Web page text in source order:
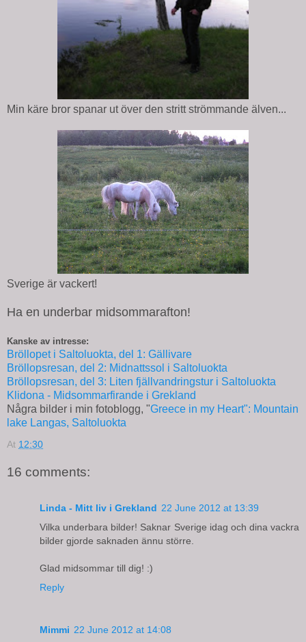
Min käre bror spanar ut över den stritt strömmande älven...
Sverige är vackert!
Ha en underbar midsommarafton!
Kanske av intresse:
Bröllopet i Saltoluokta, del 1: Gällivare
Bröllopsresan, del 2: Midnattssol i Saltoluokta
Bröllopsresan, del 3: Liten fjällvandringstur i Saltoluokta
Klidona - Midsommarfirande i Grekland
Några bilder i min fotoblogg, "Greece in my Heart": Mountain
lake Langas, Saltoluokta
At 12:30
16 comments:
Linda - Mitt liv i Grekland 22 June 2012 at 13:39
Vilka underbara bilder! Saknar Sverige idag och dina vackra
bilder gjorde saknaden ännu större.
Glad midsommar till dig! :)
Reply
Mimmi 22 June 2012 at 14:08